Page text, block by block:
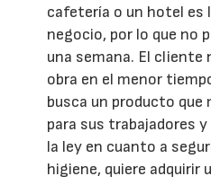
cafetería o un hotel es
negocio, por lo que no
una semana. El cliente
obra en el menor
busca un producto
para sus trabajadores
la ley en cuanto a
higiene, quiere